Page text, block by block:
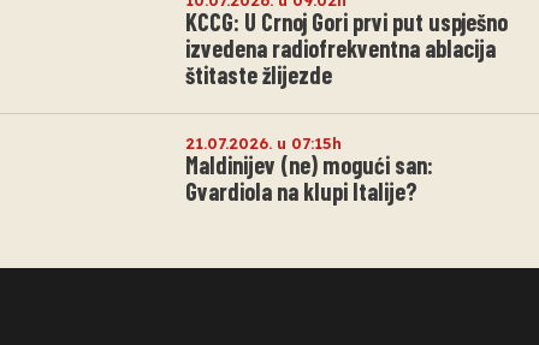
KCCG: U Crnoj Gori prvi put uspješno
izvedena radiofrekventna ablacija
štitaste žlijezde
21.07.2026. u 07:15h
Maldinijev (ne) mogući san:
Gvardiola na klupi Italije?